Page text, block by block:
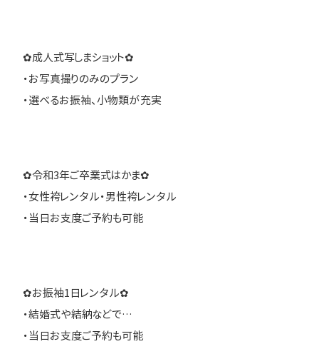
✿成人式写しまショット✿
・お写真撮りのみのプラン
・選べるお振袖、小物類が充実
✿令和3年ご卒業式はかま✿
・女性袴レンタル・男性袴レンタル
・当日お支度ご予約も可能
✿お振袖1日レンタル✿
・結婚式や結納などで…
・当日お支度ご予約も可能